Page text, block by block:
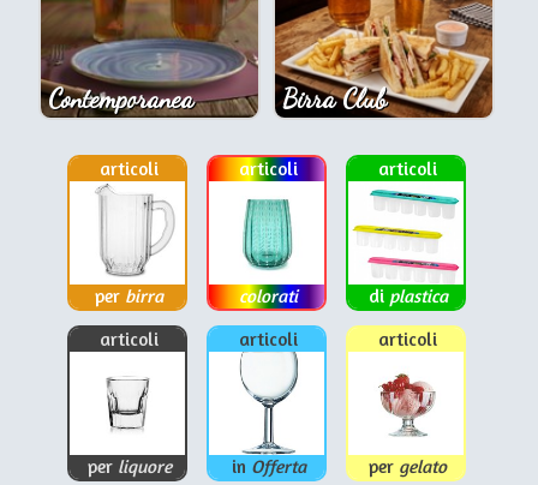
Contemporanea Birra Club
articoli
per birra
articoli
colorati
articoli
di plastica
articoli
per liquore
articoli
in Offerta
articoli
per gelato